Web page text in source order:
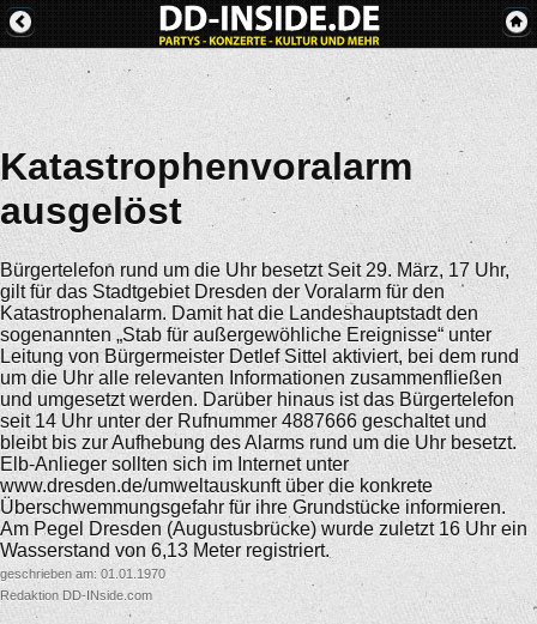
Katastrophenvoralarm
ausgelöst
Bürgertelefon rund um die Uhr besetzt Seit 29. März, 17 Uhr,
gilt für das Stadtgebiet Dresden der Voralarm für den
Katastrophenalarm. Damit hat die Landeshauptstadt den
sogenannten „Stab für außergewöhliche Ereignisse“ unter
Leitung von Bürgermeister Detlef Sittel aktiviert, bei dem rund
um die Uhr alle relevanten Informationen zusammenfließen
und umgesetzt werden. Darüber hinaus ist das Bürgertelefon
seit 14 Uhr unter der Rufnummer 4887666 geschaltet und
bleibt bis zur Aufhebung des Alarms rund um die Uhr besetzt.
Elb-Anlieger sollten sich im Internet unter
www.dresden.de/umweltauskunft über die konkrete
Überschwemmungsgefahr für ihre Grundstücke informieren.
Am Pegel Dresden (Augustusbrücke) wurde zuletzt 16 Uhr ein
Wasserstand von 6,13 Meter registriert.
geschrieben am: 01.01.1970
Redaktion DD-INside.com